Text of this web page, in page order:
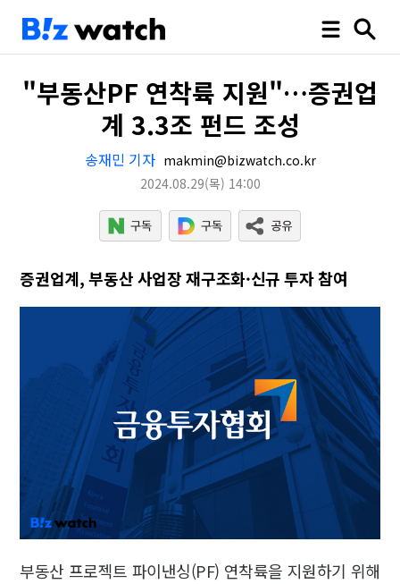
"부동산PF 연착륙 지원"…증권업
계 3.3조 펀드 조성
송재민 기자 makmin@bizwatch.co.kr
2024.08.29(목) 14:00
증권업계, 부동산 사업장 재구조화·신규 투자 참여
부동산 프로젝트 파이낸싱(PF) 연착륙을 지원하기 위해